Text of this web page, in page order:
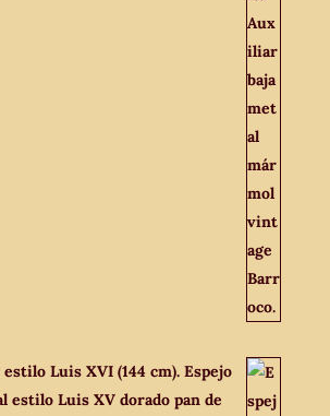
Luis XVI (144 cm). Espejo
estilo Luis XV dorado pan de